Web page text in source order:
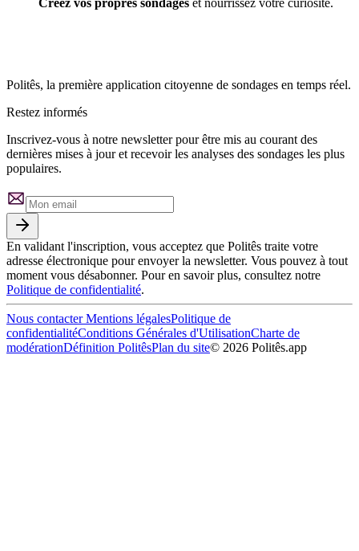
Politês, la première application citoyenne de sondages en temps réel.
Restez informés
Inscrivez-vous à notre newsletter pour être mis au courant des
dernières mises à jour et recevoir les analyses des sondages les plus
populaires.
En validant l'inscription, vous acceptez que Politês traite votre
adresse électronique pour envoyer la newsletter. Vous pouvez à tout
moment vous désabonner. Pour en savoir plus, consultez notre
Politique de confidentialité.
Nous contacterMentions légalesPolitique de
confidentialitéConditions Générales d'UtilisationCharte de
modérationDéfinition PolitêsPlan du site© 2026 Politês.app